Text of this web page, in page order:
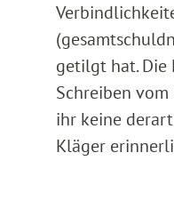
getilgt hat.
Schreiben
ihr keine
Kläger